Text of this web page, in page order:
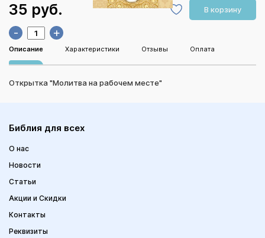
35 руб. В корзину
- +
Описание Характеристики Отзывы Оплата
Открытка "Молитва на рабочем месте"
Библия для всех
О нас
Новости
Статьи
Акции и Скидки
Контакты
Реквизиты